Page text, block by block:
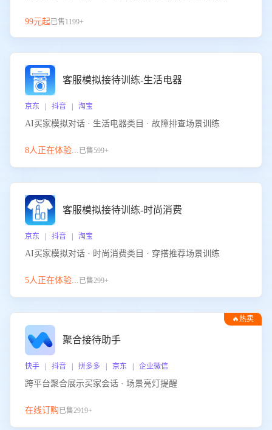
服能力。
99元起已售1199+
客服模拟接待训练-生活电器
京东 | 抖音 | 淘宝
AI买家模拟对话 · 生活电器类目 · 故障排查场景训练
8人正在体验...已售599+
客服模拟接待训练-时尚消费
京东 | 抖音 | 淘宝
AI买家模拟对话 · 时尚消费类目 · 穿搭推荐场景训练
5人正在体验...已售299+
🔥热卖
聚合接待助手
快手 | 抖音 | 拼多多 | 京东 | 企业微信
跨平台聚合展示买家会话 · 场景亮灯提醒
在线订购已售2919+